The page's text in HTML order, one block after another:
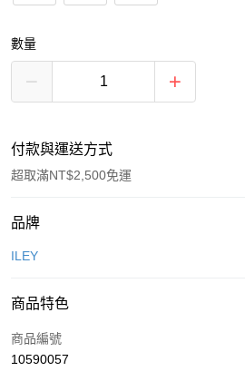
數量
付款與運送方式
超取滿NT$2,500免運
付款方式
信用卡一次付款
合作金庫商業銀行
華南商業銀行
超商取貨付款
品牌
ILEY
商品特色
商品編號
10590057